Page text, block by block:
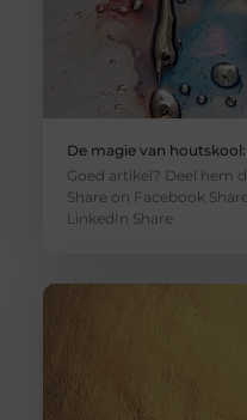
De magie van
Goed artikel? Deel hem
Share on Facebook
LinkedIn Share